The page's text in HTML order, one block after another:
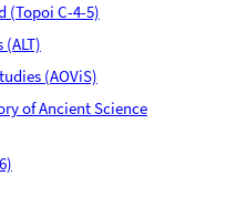
(Topoi C-4-5)
(AOViS)
of Ancient Science